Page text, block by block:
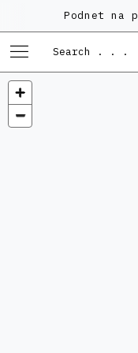
Podnet na